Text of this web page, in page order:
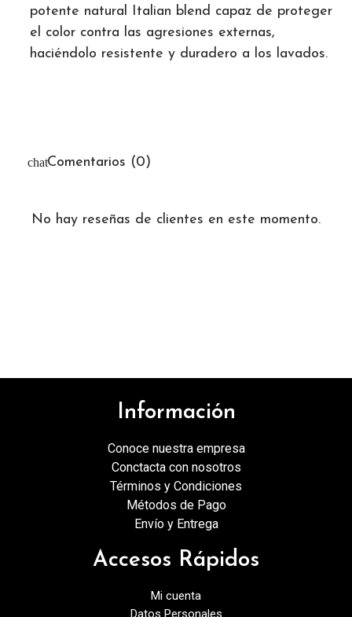
potente natural Italian blend capaz de proteger
el color contra las agresiones externas,
haciéndolo resistente y duradero a los lavados.
Comentarios (0)
No hay reseñas de clientes en este momento.
Información
Conoce nuestra empresa
Conctacta con nosotros
Términos y Condiciones
Métodos de Pago
Envío y Entrega
Accesos Rápidos
Mi cuenta
Datos Personales